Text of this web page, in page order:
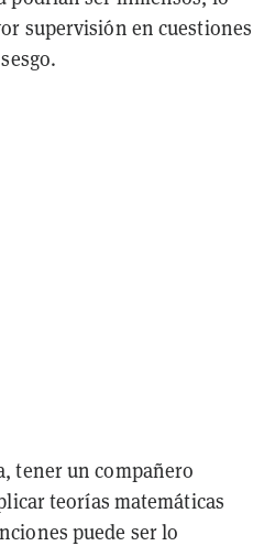
supervisión en cuestiones
tener un compañero
teorías matemáticas
puede ser lo